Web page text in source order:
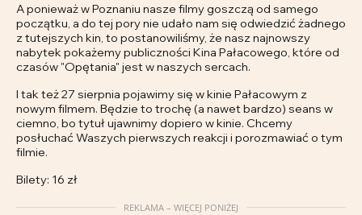
A ponieważ w Poznaniu nasze filmy goszczą od samego
początku, a do tej pory nie udało nam się odwiedzić żadnego
z tutejszych kin, to postanowiliśmy, że nasz najnowszy
nabytek pokażemy publiczności Kina Pałacowego, które od
czasów "Opętania" jest w naszych sercach.
I tak też 27 sierpnia pojawimy się w kinie Pałacowym z
nowym filmem. Będzie to trochę (a nawet bardzo) seans w
ciemno, bo tytuł ujawnimy dopiero w kinie. Chcemy
posłuchać Waszych pierwszych reakcji i porozmawiać o tym
filmie.
Bilety: 16 zł
REKLAMA – WIĘCEJ PONIŻEJ